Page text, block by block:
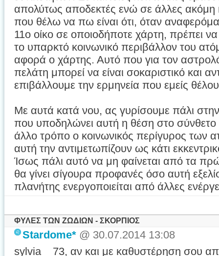
απολύτως αποδεκτές ενώ σε άλλες
που θέλω να πω είναι ότι, όταν
11ο οίκο σε οποιοδήποτε χάρτη, πρέπει
το υπαρκτό κοινωνικό περιβάλλον του
αφορά ο χάρτης. Αυτό που για τον
πελάτη μπορεί να είναι σοκαριστικό και
επιβάλλουμε την ερμηνεία που εμείς
Με αυτά κατά νου, ας γυρίσουμε πάλι
που υποδηλώνει αυτή η θέση στο σύνθετο
άλλο τρόπο ο κοινωνικός περίγυρος των
αυτή την αντιμετωπίζουν ως κάτι
Ίσως πάλι αυτό να μη φαίνεται από τα
θα γίνει σίγουρα προφανές όσο αυτή
πλανήτης ενεργοποιείται από άλλες
ΦΥΛΕΣ ΤΩΝ ΖΩΔΙΩΝ - ΣΚΟΡΠΙΟΣ
Stardome* @ 30.07.2014 13:08
sylvia__73, αν και με καθυστέρηση σου